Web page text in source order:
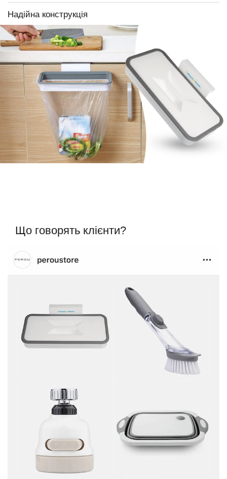
Надійна конструкція
Що говорять клієнти?